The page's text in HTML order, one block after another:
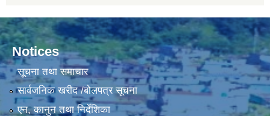
Notices
सूचना तथा समाचार
सार्वजनिक खरीद /बोलपत्र सूचना
एन, कानुन तथा निर्देशिका